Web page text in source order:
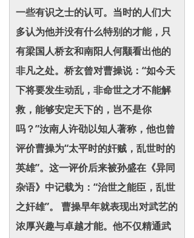
一些有识之士的认可。当时的人们大
多认为他并没有什么特别的才能，只
有梁国人桥玄和南阳人何颙看出他的
非凡之处。桥玄曾对曹操说：“如今天
下将要发生动乱，非命世之才不能解
救，能够安定天下的，岂不是你
吗？”汝南人许劭以知人著称，他也曾
评价曹操为“太平时的奸贼，乱世时的
英雄”。这一评价后来被孙盛在《异同
杂语》中记载为：“治世之能臣，乱世
之奸雄”。 曹操早年就表现出对武艺的
浓厚兴趣与卓越才能。他不仅精通武